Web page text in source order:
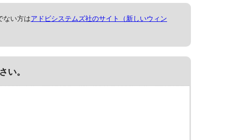
ない方はアドビシステムズ社のサイト（新しいウィン
い。